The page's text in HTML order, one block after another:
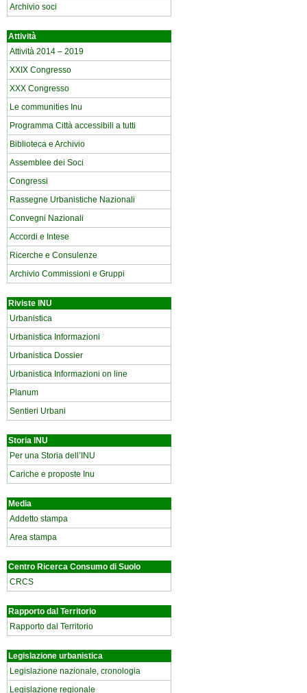
Archivio soci
Attività
Attività 2014 – 2019
XXIX Congresso
XXX Congresso
Le communities Inu
Programma Città accessibili a tutti
Biblioteca e Archivio
Assemblee dei Soci
Congressi
Rassegne Urbanistiche Nazionali
Convegni Nazionali
Accordi e Intese
Ricerche e Consulenze
Archivio Commissioni e Gruppi
Riviste INU
Urbanistica
Urbanistica Informazioni
Urbanistica Dossier
Urbanistica Informazioni on line
Planum
Sentieri Urbani
Storia INU
Per una Storia dell’INU
Cariche e proposte Inu
Media
Addetto stampa
Area stampa
Centro Ricerca Consumo di Suolo
CRCS
Rapporto dal Territorio
Rapporto dal Territorio
Legislazione urbanistica
Legislazione nazionale, cronologia
Legislazione regionale